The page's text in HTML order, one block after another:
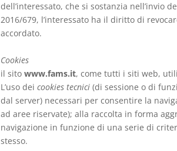
dell’interessato, che si sostanzia nell’invio
2016/679, l’interessato ha il diritto di
accordato.
Cookies
il sitowww.fams.it, come tutti i siti web,
L’uso deicookies tecnici (di sessione o di
dal server) necessari per consentire la
ad aree riservate); alla raccolta in forma
navigazione in funzione di una serie di
stesso.